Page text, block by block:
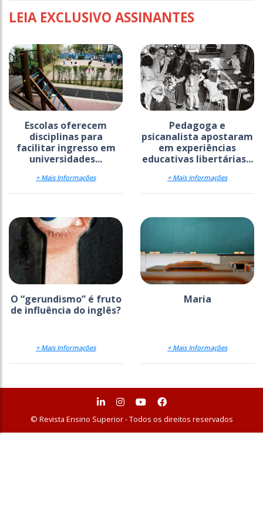
LEIA EXCLUSIVO ASSINANTES
Escolas oferecem
disciplinas para
facilitar ingresso em
universidades...
+ Mais Informações
Pedagoga e
psicanalista apostaram
em experiências
educativas libertárias...
+ Mais Informações
O “gerundismo” é fruto
de influência do inglês?
+ Mais Informações
Maria
+ Mais Informações
© Revista Ensino Superior - Todos os direitos reservados